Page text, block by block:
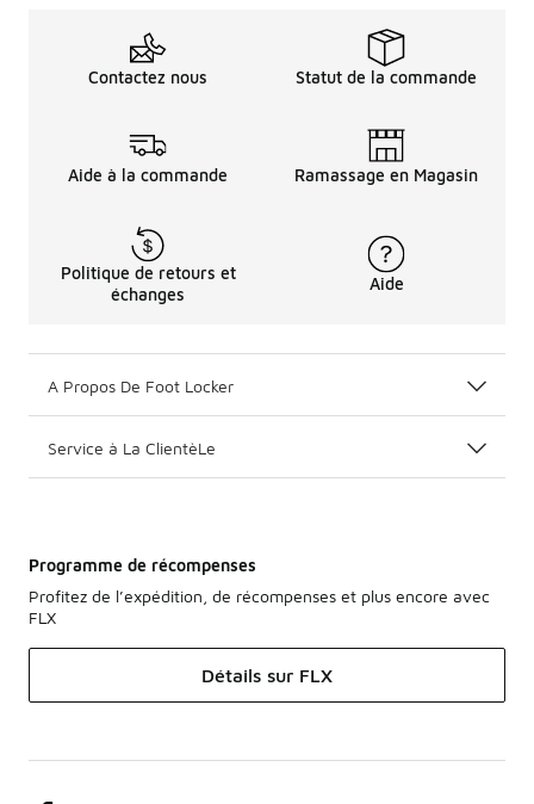
Contactez nous Statut de la commande
Aide à la commande Ramassage en Magasin
Politique de retours et
échanges
Aide
A Propos De Foot Locker
Service à La ClientèLe
Programme de récompenses
Profitez de l’expédition, de récompenses et plus encore avec
FLX
Détails sur FLX